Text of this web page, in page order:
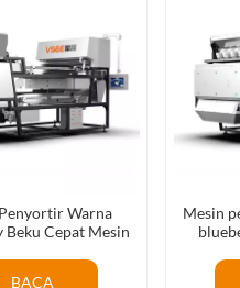
Warna
Beku Cepat Mesin
terowongan IQF
BACA
Mesin